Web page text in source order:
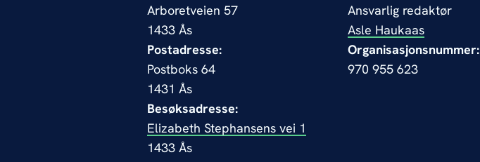
Arboretveien 57
1433 Ås
Postadresse:
Postboks 64
1431 Ås
Besøksadresse:
Elizabeth Stephansens vei 1
1433 Ås
Ansvarlig redaktør
Asle Haukaas
Organisasjonsnummer:
970 955 623